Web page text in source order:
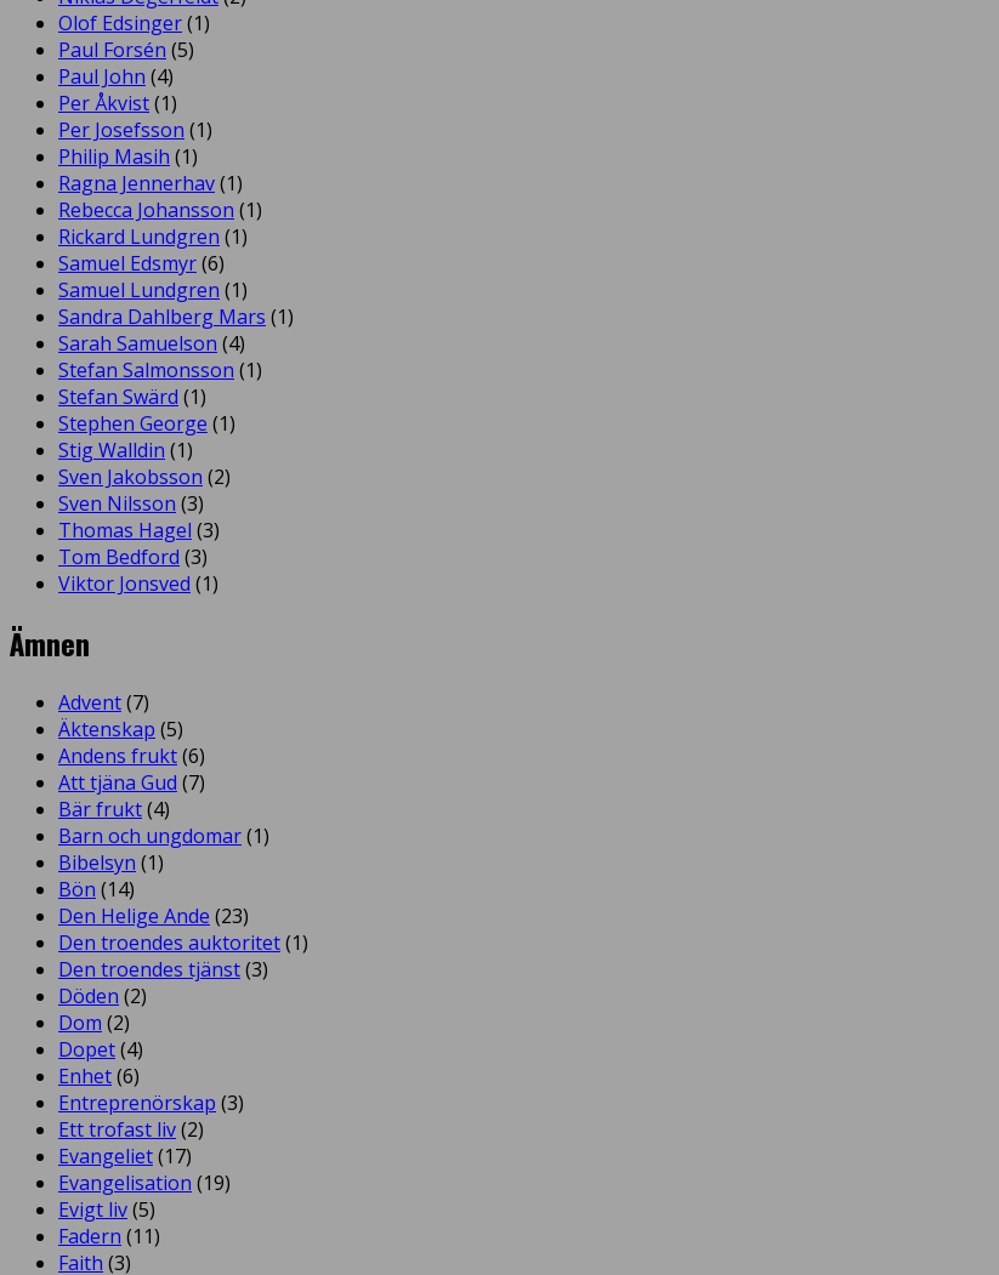
Olof Edsinger(1)
Paul Forsén (5)
Paul John (4)
Per Åkvist(1)
Per Josefsson (1)
Philip Masih (1)
Ragna Jennerhav(1)
Rebecca Johansson (1)
Rickard Lundgren (1)
Samuel Edsmyr(6)
Samuel Lundgren (1)
Sandra Dahlberg Mars (1)
Sarah Samuelson (4)
Stefan Salmonsson (1)
Stefan Swärd (1)
Stephen George (1)
Stig Walldin (1)
Sven Jakobsson (2)
Sven Nilsson (3)
Thomas Hagel (3)
Tom Bedford (3)
Viktor Jonsved (1)
Ämnen
Advent(7)
Äktenskap (5)
Andens frukt(6)
Att tjäna Gud (7)
Bär frukt(4)
Barn och ungdomar(1)
Bibelsyn (1)
Bön (14)
Den Helige Ande (23)
Den troendes auktoritet(1)
Den troendes tjänst(3)
Döden (2)
Dom (2)
Dopet(4)
Enhet(6)
Entreprenörskap (3)
Ett trofast liv(2)
Evangeliet(17)
Evangelisation (19)
Evigt liv(5)
Fadern (11)
Faith (3)